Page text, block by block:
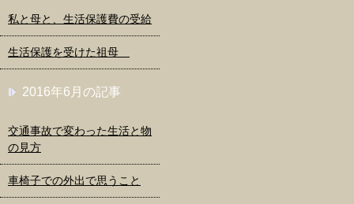
私と母と、生活保護費の受給
生活保護を受けた祖母
2016年6月の記事
交通事故で変わった生活と物
の見方
車椅子での外出で思うこと